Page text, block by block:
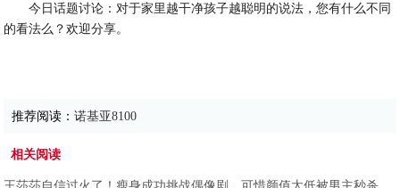
今日话题讨论：对于家里越干净孩子越聪明的说法，您有什么不同
的看法么？欢迎分享。
推荐阅读：诺基亚8100
相关阅读